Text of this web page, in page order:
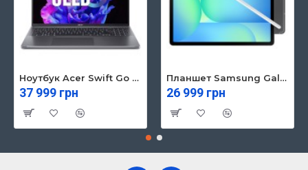
Ноутбук Acer Swift Go 16 SFG16-71 (NX.KVZEU.003)
37 999 грн
Планшет Samsung Galaxy Tab S10 FE 5G 8/128GB Gray (SM-X526BZAREUC)
26 999 грн